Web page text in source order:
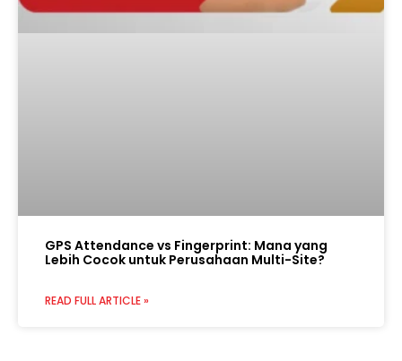
GPS Attendance vs Fingerprint: Mana yang
Lebih Cocok untuk Perusahaan Multi-Site?
READ FULL ARTICLE »